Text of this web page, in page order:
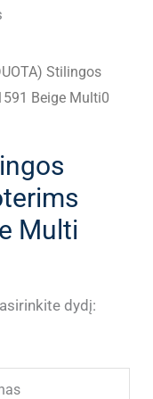
Stilingos
Beige Multi0
Multi
dydį: